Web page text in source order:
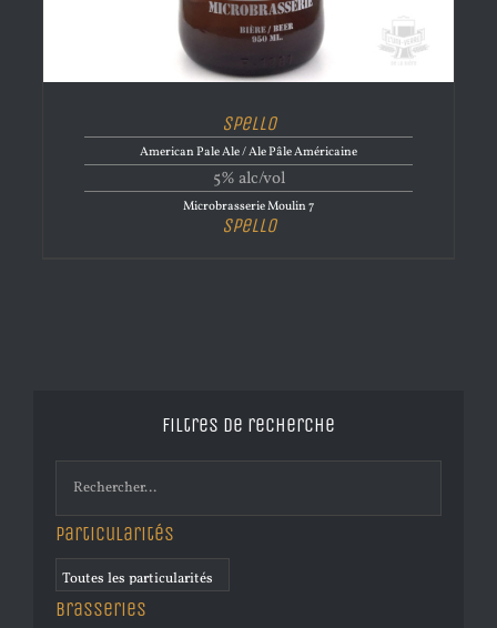
Spello
American Pale Ale / Ale Pâle Américaine
5% alc/vol
Microbrasserie Moulin 7
Spello
Filtres de recherche
Particularités
Brasseries